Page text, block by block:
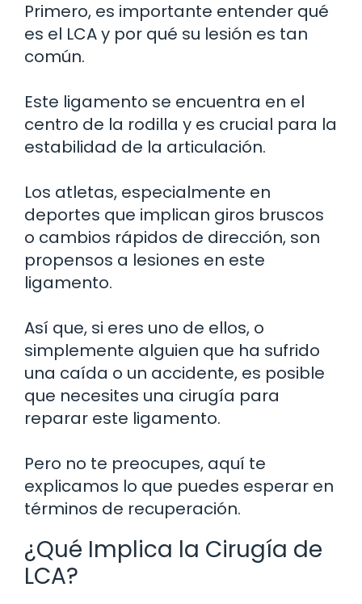
Primero, es importante entender qué
es el LCA y por qué su lesión es tan
común.
Este ligamento se encuentra en el
centro de la rodilla y es crucial para la
estabilidad de la articulación.
Los atletas, especialmente en
deportes que implican giros bruscos
o cambios rápidos de dirección, son
propensos a lesiones en este
ligamento.
Así que, si eres uno de ellos, o
simplemente alguien que ha sufrido
una caída o un accidente, es posible
que necesites una cirugía para
reparar este ligamento.
Pero no te preocupes, aquí te
explicamos lo que puedes esperar en
términos de recuperación.
¿Qué Implica la Cirugía de
LCA?